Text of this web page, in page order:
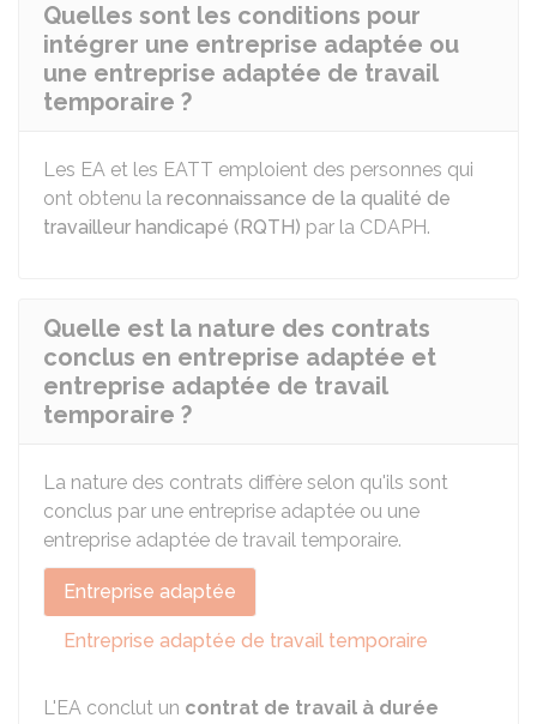
Quelles sont les conditions pour
intégrer une entreprise adaptée ou
une entreprise adaptée de travail
temporaire ?
Les EA et les EATT emploient des personnes qui
ont obtenu la reconnaissance de la qualité de
travailleur handicapé (RQTH) par la CDAPH.
Quelle est la nature des contrats
conclus en entreprise adaptée et
entreprise adaptée de travail
temporaire ?
La nature des contrats diffère selon qu'ils sont
conclus par une entreprise adaptée ou une
entreprise adaptée de travail temporaire.
Entreprise adaptée
Entreprise adaptée de travail temporaire
L'EA conclut un contrat de travail à durée